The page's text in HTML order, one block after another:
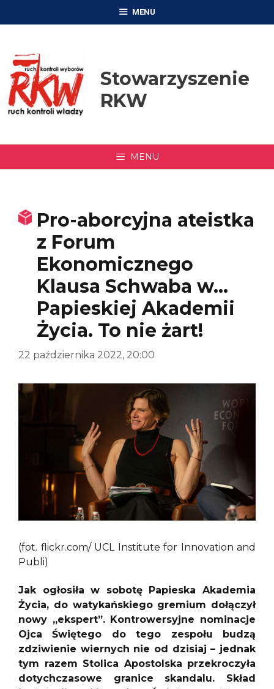
MENU
Stowarzyszenie
RKW
MENU
Pro-aborcyjna ateistka
z Forum
Ekonomicznego
Klausa Schwaba w…
Papieskiej Akademii
Życia. To nie żart!
22 października 2022, 20:00
(fot. flickr.com/ UCL Institute for Innovation and
Publi)
Jak ogłosiła w sobotę Papieska Akademia
Życia, do watykańskiego gremium dołączył
nowy „ekspert”. Kontrowersyjne nominacje
Ojca Świętego do tego zespołu budzą
zdziwienie wiernych nie od dzisiaj – jednak
tym razem Stolica Apostolska przekroczyła
dotychczasowe granice skandalu. Skład